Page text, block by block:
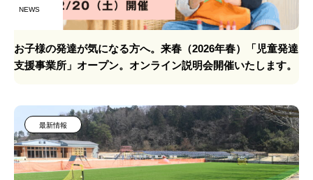
NEWS
お子様の発達が気になる方へ。来春（2026年春）「児童発達
支援事業所」オープン。オンライン説明会開催いたします。
最新情報